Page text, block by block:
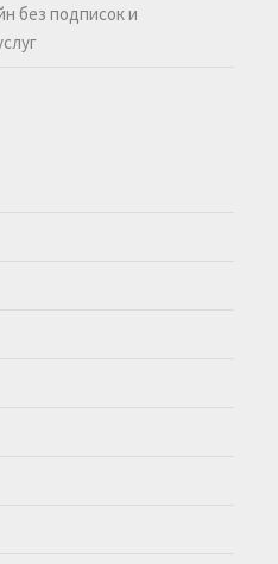
без подписок и